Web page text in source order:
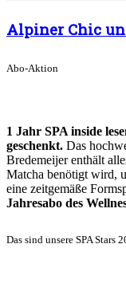
Alpiner Chic
Abo-Aktion
1 Jahr SPA inside
geschenkt. Das
Bredemeijer enthält
Matcha benötigt wird,
eine zeitgemäße
Jahresabo des
Das sind unsere SPA Stars